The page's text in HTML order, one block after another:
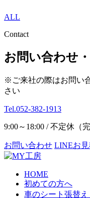
ALL
Contact
お問い合わせ
※ご来社の際はお問い
さい
Tel.052-382-1913
9:00～18:00 / 不定休（
お問い合わせ LINEお見
HOME
初めての方へ
車のシート張替え